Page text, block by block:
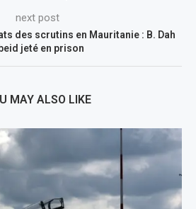
next post
des scrutins en Mauritanie : B. Dah
jeté en prison
MAY ALSO LIKE